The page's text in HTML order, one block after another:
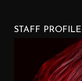
STAFF PROFILE